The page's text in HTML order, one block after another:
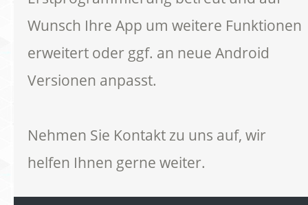
Wunsch Ihre App um weitere Funktionen
erweitert oder ggf. an neue Android
Versionen anpasst.
Nehmen Sie Kontakt zu uns auf, wir
helfen Ihnen gerne weiter.